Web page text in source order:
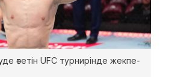
өтетін UFC турнирінде жекпе-